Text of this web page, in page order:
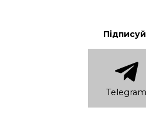
Telеgram